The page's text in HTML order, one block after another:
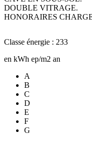
DOUBLE VITRAGE.
HONORAIRES
Classe énergie : 233
en kWh ep/m2 an
A
B
C
D
E
F
G